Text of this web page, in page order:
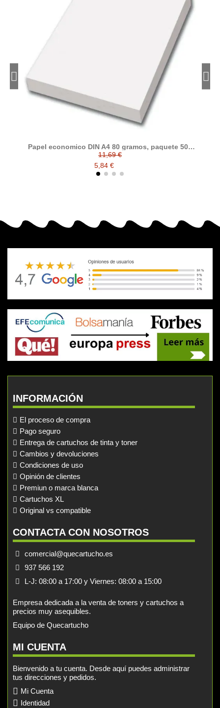
Papel economico DIN A4 80 gramos, paquete 500
folios
11,69 €
5,84 €
INFORMACIÓN
El proceso de compra
Pago seguro
Entrega de cartuchos de tinta y toner
Cambios y devoluciones
Condiciones de uso
Opinión de clientes
Premiun o marca blanca
Cartuchos XL
Original vs compatible
CONTACTA CON NOSOTROS
comercial@quecartucho.es
937 566 192
L-J: 08:00 a 17:00 y Viernes: 08:00 a 15:00
Empresa dedicada a la venta de toners y cartuchos a
precios muy asequibles.
Equipo de Quecartucho
MI CUENTA
Bienvenido a tu cuenta. Desde aquí puedes administrar
tus direcciones y pedidos.
Mi Cuenta
Identidad